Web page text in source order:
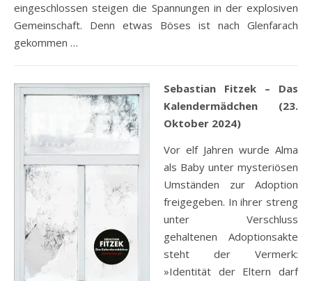
eingeschlossen steigen die Spannungen in der explosiven
Gemeinschaft. Denn etwas Böses ist nach Glenfarach
gekommen …
Sebastian Fitzek – Das
Kalendermädchen (23.
Oktober 2024)
Vor elf Jahren wurde Alma
als Baby unter mysteriösen
Umständen zur Adoption
freigegeben. In ihrer streng
unter Verschluss
gehaltenen Adoptionsakte
steht der Vermerk:
»Identität der Eltern darf